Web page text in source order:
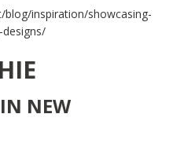
inspiration/showcasing-
NEW